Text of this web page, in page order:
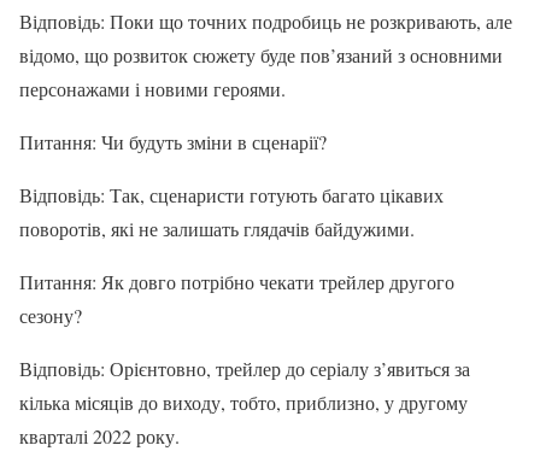
Відповідь: Поки що точних подробиць не розкривають, але
відомо, що розвиток сюжету буде пов’язаний з основними
персонажами і новими героями.
Питання: Чи будуть зміни в сценарії?
Відповідь: Так, сценаристи готують багато цікавих
поворотів, які не залишать глядачів байдужими.
Питання: Як довго потрібно чекати трейлер другого
сезону?
Відповідь: Орієнтовно, трейлер до серіалу з’явиться за
кілька місяців до виходу, тобто, приблизно, у другому
кварталі 2022 року.